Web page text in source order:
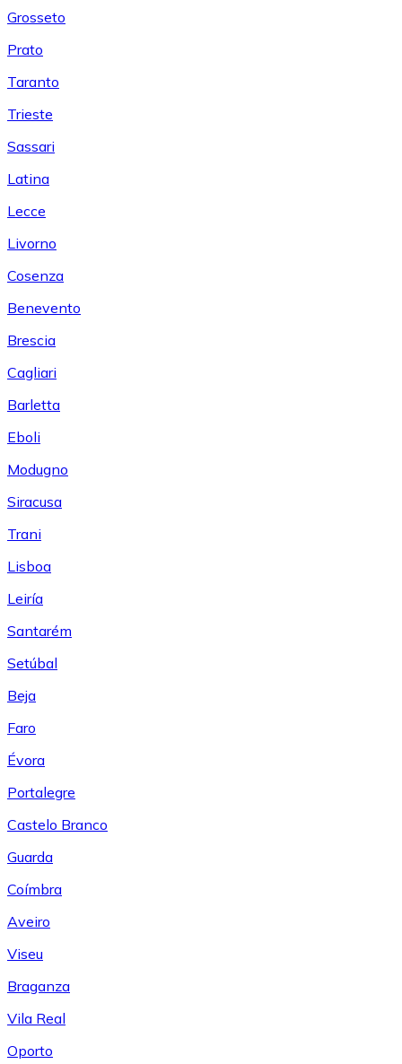
Grosseto
Prato
Taranto
Trieste
Sassari
Latina
Lecce
Livorno
Cosenza
Benevento
Brescia
Cagliari
Barletta
Eboli
Modugno
Siracusa
Trani
Lisboa
Leiría
Santarém
Setúbal
Beja
Faro
Évora
Portalegre
Castelo Branco
Guarda
Coímbra
Aveiro
Viseu
Braganza
Vila Real
Oporto